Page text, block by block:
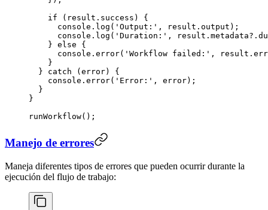
    if
(result.success) {
      console.
log ( 'Output:' , result.output);
      console.
log ( 'Duration:' ,
    }
else {
      console.
error( 'Workflow failed:' ,
    }
  }
catch (error) {
    console.
error( 'Error:' , error);
  }
}
runWorkflow();
Manejo de errores
Maneja diferentes tipos de errores que pueden ocurrir durante la
ejecución del flujo de trabajo: